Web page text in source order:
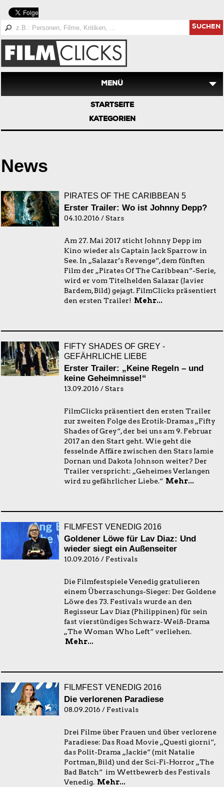
SUCHEN
MENÜ
STARTSEITE
KATEGORIEN
News
PIRATES OF THE CARIBBEAN 5
Erster Trailer: Wo ist Johnny Depp?
04.10.2016 / Stars
Am 27. Mai 2017 sticht Johnny Depp im
Kino wieder als Captain Jack Sparrow in
See. In „Salazar’s Revenge“, dem fünften
Film der „Pirates Of The Caribbean“-Serie,
wird er vom Titelhelden Salazar (Javier
Bardem, Bild) gejagt. FilmClicks präsentiert
den ersten Trailer! Mehr...
FIFTY SHADES OF GREY -
GEFÄHRLICHE LIEBE
Erster Trailer: „Keine Regeln – und
keine Geheimnisse!“
13.09.2016 / Stars
FilmClicks präsentiert den ersten Trailer
zur zweiten Folge des Erotik-Dramas „Fifty
Shades of Grey“, der bei uns am 9. Februar
2017 an den Start geht. Wie geht die
fesselnde Affäre zwischen den Stars Jamie
Dornan und Dakota Johnson weiter? Der
Trailer verspricht: „Geheimes Verlangen
wird zu gefährlicher Liebe.“ Mehr...
FILMFEST VENEDIG 2016
Goldener Löwe für Lav Diaz: Und
wieder siegt ein Außenseiter
10.09.2016 / Festivals
Die Filmfestspiele Venedig gratulieren
einem Überraschungs-Sieger: Der Goldene
Löwe des 73. Festivals wurde an den
Regisseur Lav Diaz (Philippinen) für sein
fast vierstündiges Schwarz-Weiß-Drama
„The Woman Who Left“ verliehen.
Mehr...
FILMFEST VENEDIG 2016
Die verlorenen Paradiese
08.09.2016 / Festivals
Drei Filme über Frauen und über verlorene
Paradiese: Das Road Movie „Questi giorni“,
das Polit-Drama „Jackie“ (mit Natalie
Portman, Bild) und der Sci-Fi-Horror „The
Bad Batch“ im Wettbewerb des Festivals
Venedig. Mehr...